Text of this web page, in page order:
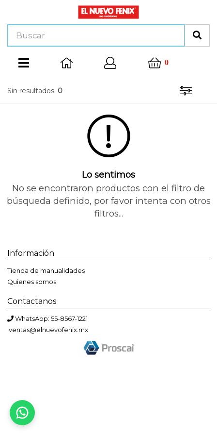
0
Sin resultados: 0
Lo sentimos
No se encontraron productos con el filtro de
búsqueda definido, por favor intenta con otros
filtros...
Información
Tienda de manualidades
Quienes somos.
Contactanos
WhatsApp: 55-8567-1221
ventas@elnuevofenix.mx
Bienvenido a El Nuevo Fénix
Solemos responder en menos de una hora